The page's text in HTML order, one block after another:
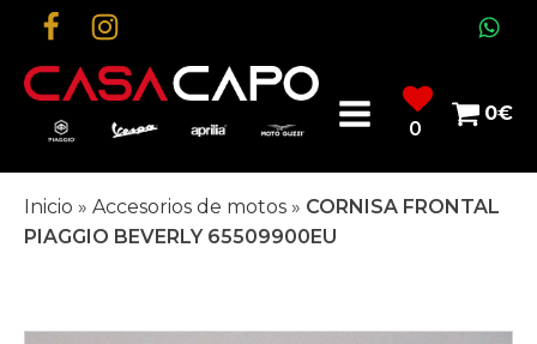
0
0€
Inicio » Accesorios de motos » CORNISA FRONTAL
PIAGGIO BEVERLY 65509900EU